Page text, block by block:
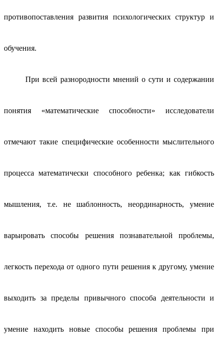
противопоставления развития психологических структур и
обучения.
При всей разнородности мнений о сути и содержании
понятия «математические способности» исследователи
отмечают такие специфические особенности мыслительного
процесса математически способного ребенка; как гибкость
мышления, т.е. не шаблонность, неординарность, умение
варьировать способы решения познавательной проблемы,
легкость перехода от одного пути решения к другому, умение
выходить за пределы привычного способа деятельности и
умение находить новые способы решения проблемы при